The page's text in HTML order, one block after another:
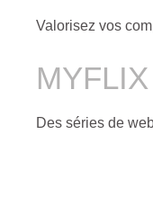
Valorisez vos
Des séries de